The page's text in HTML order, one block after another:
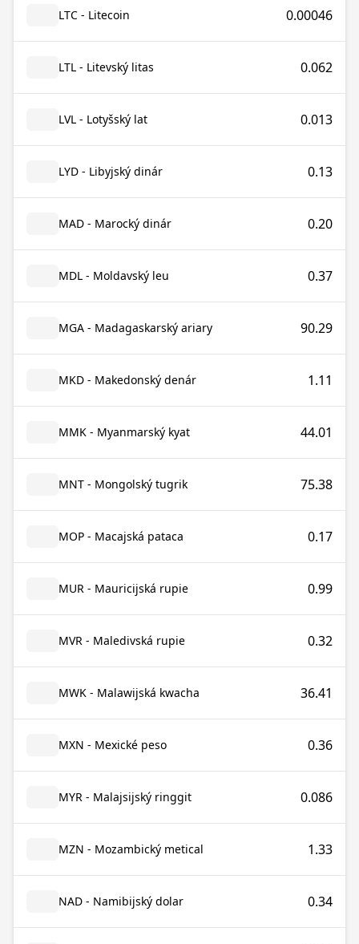
LTC - Litecoin 0.00046
LTL - Litevský litas 0.062
LVL - Lotyšský lat 0.013
LYD - Libyjský dinár 0.13
MAD - Marocký dinár 0.20
MDL - Moldavský leu 0.37
MGA - Madagaskarský ariary 90.29
MKD - Makedonský denár 1.11
MMK - Myanmarský kyat 44.01
MNT - Mongolský tugrik 75.38
MOP - Macajská pataca 0.17
MUR - Mauricijská rupie 0.99
MVR - Maledivská rupie 0.32
MWK - Malawijská kwacha 36.41
MXN - Mexické peso 0.36
MYR - Malajsijský ringgit 0.086
MZN - Mozambický metical 1.33
NAD - Namibijský dolar 0.34